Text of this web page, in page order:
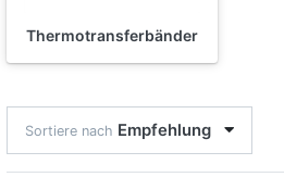
Thermotransferbänder
Sortiere nach Empfehlung